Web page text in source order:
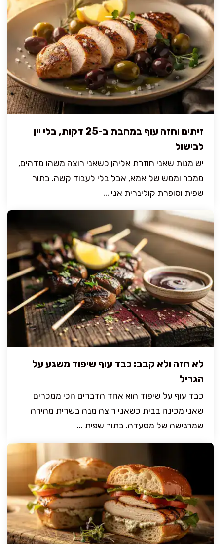
זיתים וחזה עוף במחבת ב-25 דקות, בלי יין
לבישול
יש מנות שאני חוזרת אליהן כשאני רוצה משהו מדהים,
ממכר וממש של אמא, אבל בלי לעבוד קשה. בתור
שפית וסופרת קולינרית אני ...
לא חזה ולא קבב: כבד עוף שיפוד משגע על
הגריל
כבד עוף על שיפוד הוא אחד הדברים הכי ממכרים
שאני מכינה בבית כשאני רוצה מנה בשרית מהירה
שמרגישה של מסעדה. בתור שפית ...